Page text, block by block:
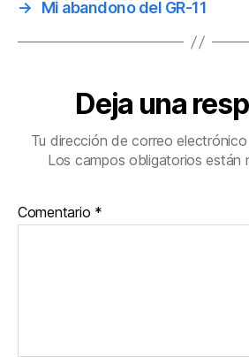
→
Mi abandono del GR-11
Deja una
Tu dirección de correo
Los campos obligatorios están
Comentario *